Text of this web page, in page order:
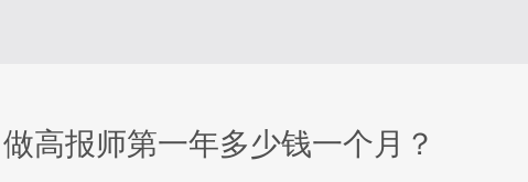
做高报师第一年多少钱一个月？